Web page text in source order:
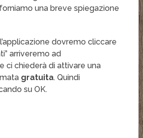
una breve spiegazione
dovremo cliccare
arriveremo ad
ci chiederà di attivare una
gratuita. Quindi
su OK.